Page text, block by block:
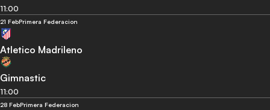
11:00
21 FebPrimera Federacion
Atletico Madrileno
Gimnastic
11:00
28 FebPrimera Federacion